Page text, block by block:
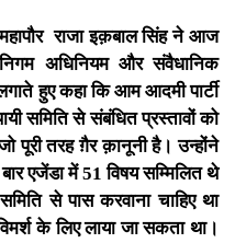
महापौर राजा इक़बाल सिंह ने आज
अधिनियम और संवैधानिक
हुए कहा कि आम आदमी पार्टी
समिति से संबंधित प्रस्तावों को
पूरी तरह ग़ैर क़ानूनी है। उन्होंने
एजेंडा में 51 विषय सम्मिलित थे
से पास करवाना चाहिए था
के लिए लाया जा सकता था।